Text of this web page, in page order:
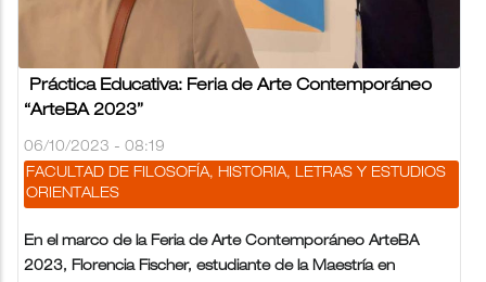
Práctica Educativa: Feria de Arte Contemporáneo
“ArteBA 2023”
06/10/2023 - 08:19
FACULTAD DE FILOSOFÍA, HISTORIA, LETRAS Y ESTUDIOS
ORIENTALES
En el marco de la Feria de Arte Contemporáneo ArteBA
2023, Florencia Fischer, estudiante de la Maestría en